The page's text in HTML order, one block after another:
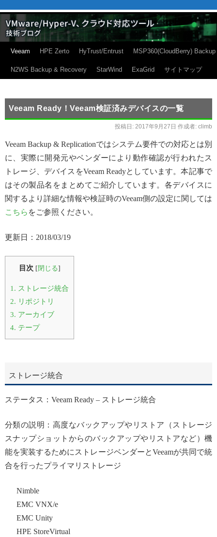
Veeam HPE Zerto HyTrust/Entrust MSP360(CloudBerry) Backup
N2WS Backup & Recovery StarWind ExaGrid サイトマップ
Veeam Ready！Veeam検証済みデバイスの一覧
投稿日: 2017年9月27日 作成者: climb
Veeam Backup & Replicationではシステム要件での対応とは別
に、実際に開発元やベンダーにより動作確認が行われたス
トレージ、デバイスをVeeam Readyとしています。本記事で
はその製品名をまとめてご紹介しています。各デバイスに
関するより詳細な情報や検証時のVeeam側の設定に関しては
こちら をご参照ください。
更新日：2018/03/19
目次 [ 閉じる]
1. ストレージ統合
2. リポジトリ
3. アーカイブ
4. テープ
ストレージ統合
ステータス：Veeam Ready – ストレージ統合
分類の説明：高度なバックアップやリストア（ストレージ
スナップショットからのバックアップやリストアなど）機
能を実装するためにストレージベンダーとVeeamが共同で統
合を行ったプライマリストレージ
Nimble
EMC VNX/e
EMC Unity
HPE StoreVirtual